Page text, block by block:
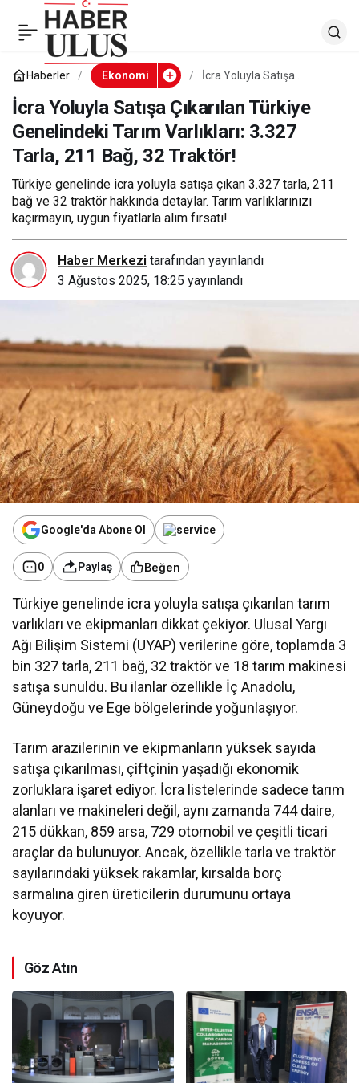
Haberler Ekonomi
İcra Yoluyla Satışa
Genelindeki Tarım
Varlıkları: 3.327 Tarla, 211
Bağ, 32 Traktör!
İcra Yoluyla Satışa Çıkarılan Türkiye
Genelindeki Tarım Varlıkları: 3.327
Tarla, 211 Bağ, 32 Traktör!
Türkiye genelinde icra yoluyla satışa çıkan 3.327 tarla, 211
bağ ve 32 traktör hakkında detaylar. Tarım varlıklarınızı
kaçırmayın, uygun fiyatlarla alım fırsatı!
Haber Merkezi tarafından yayınlandı
3 Ağustos 2025, 18:25 yayınlandı
Google'da Abone Ol
0 Paylaş Beğen
Türkiye genelinde icra yoluyla satışa çıkarılan tarım
varlıkları ve ekipmanları dikkat çekiyor. Ulusal Yargı
Ağı Bilişim Sistemi (UYAP) verilerine göre, toplamda 3
bin 327 tarla, 211 bağ, 32 traktör ve 18 tarım makinesi
satışa sunuldu. Bu ilanlar özellikle İç Anadolu,
Güneydoğu ve Ege bölgelerinde yoğunlaşıyor.
Tarım arazilerinin ve ekipmanların yüksek sayıda
satışa çıkarılması, çiftçinin yaşadığı ekonomik
zorluklara işaret ediyor. İcra listelerinde sadece tarım
alanları ve makineleri değil, aynı zamanda 744 daire,
215 dükkan, 859 arsa, 729 otomobil ve çeşitli ticari
araçlar da bulunuyor. Ancak, özellikle tarla ve traktör
sayılarındaki yüksek rakamlar, kırsalda borç
sarmalına giren üreticilerin durumunu ortaya
koyuyor.
Göz Atın
İcra Yoluyla Satışa
Çıkarılan Türkiye
Genelindeki Tarım
Varlıkları: 3.327 Tarla,
211 Bağ, 32 Traktör!